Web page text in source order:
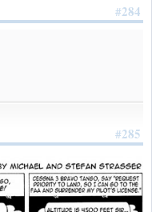
#284
#285